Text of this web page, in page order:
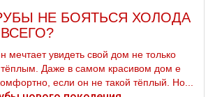
НЕ БОЯТЬСЯ ХОЛОДА
мечтает увидеть свой дoм не только
Даже в самом красивом дoм е
если он не такой тёплый. Но...